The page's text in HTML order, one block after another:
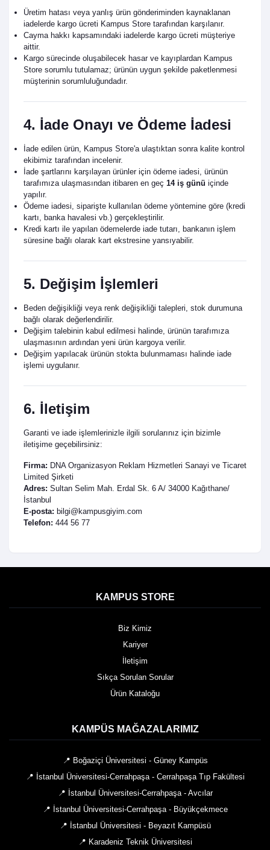
Üretim hatası veya yanlış ürün gönderiminden kaynaklanan
iadelerde kargo ücreti Kampus Store tarafından karşılanır.
Cayma hakkı kapsamındaki iadelerde kargo ücreti müşteriye
aittir.
Kargo sürecinde oluşabilecek hasar ve kayıplardan Kampus
Store sorumlu tutulamaz; ürünün uygun şekilde paketlenmesi
müşterinin sorumluluğundadır.
4. İade Onayı ve Ödeme İadesi
İade edilen ürün, Kampus Store'a ulaştıktan sonra kalite kontrol
ekibimiz tarafından incelenir.
İade şartlarını karşılayan ürünler için ödeme iadesi, ürünün
tarafımıza ulaşmasından itibaren en geç 14 iş günü içinde
yapılır.
Ödeme iadesi, siparişte kullanılan ödeme yöntemine göre (kredi
kartı, banka havalesi vb.) gerçekleştirilir.
Kredi kartı ile yapılan ödemelerde iade tutarı, bankanın işlem
süresine bağlı olarak kart ekstresine yansıyabilir.
5. Değişim İşlemleri
Beden değişikliği veya renk değişikliği talepleri, stok durumuna
bağlı olarak değerlendirilir.
Değişim talebinin kabul edilmesi halinde, ürünün tarafımıza
ulaşmasının ardından yeni ürün kargoya verilir.
Değişim yapılacak ürünün stokta bulunmaması halinde iade
işlemi uygulanır.
6. İletişim
Garanti ve iade işlemlerinizle ilgili sorularınız için bizimle
iletişime geçebilirsiniz:
Firma: DNA Organizasyon Reklam Hizmetleri Sanayi ve Ticaret
Limited Şirketi
Adres: Sultan Selim Mah. Erdal Sk. 6 A/ 34000 Kağıthane/
İstanbul
E-posta: bilgi@kampusgiyim.com
Telefon: 444 56 77
KAMPUS STORE
Biz Kimiz
Kariyer
İletişim
Sıkça Sorulan Sorular
Ürün Kataloğu
KAMPÜS MAĞAZALARIMIZ
📍 Boğaziçi Üniversitesi - Güney Kampüs
📍 İstanbul Üniversitesi-Cerrahpaşa - Cerrahpaşa Tıp Fakültesi
📍 İstanbul Üniversitesi-Cerrahpaşa - Avcılar
📍 İstanbul Üniversitesi-Cerrahpaşa - Büyükçekmece
📍 İstanbul Üniversitesi - Beyazıt Kampüsü
📍 Karadeniz Teknik Üniversitesi